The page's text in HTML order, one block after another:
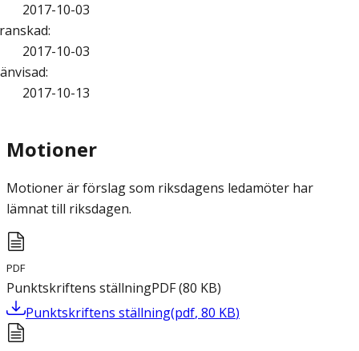
2017-10-03
:
2017-10-03
:
2017-10-13
Motioner
Motioner är förslag som riksdagens ledamöter har
lämnat till riksdagen.
PDF
Punktskriftens ställningPDF(80 KB)
Punktskriftens ställning(pdf, 80 KB)